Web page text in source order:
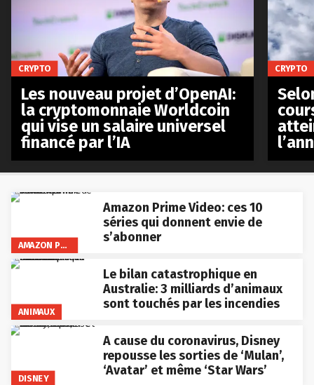
AMAZON PRIME VIDEO
Amazon Prime Video: ces 10
séries qui donnent envie de
s’abonner
ANIMAUX
Le bilan catastrophique en
Australie: 3 milliards d’animaux
sont touchés par les incendies
DISNEY
A cause du coronavirus, Disney
repousse les sorties de ‘Mulan’,
‘Avatar’ et même ‘Star Wars’
CRYPTO
Les nouveau projet d’OpenAI:
la cryptomonnaie Worldcoin
qui vise un salaire universel
financé par l’IA
CRYPTO